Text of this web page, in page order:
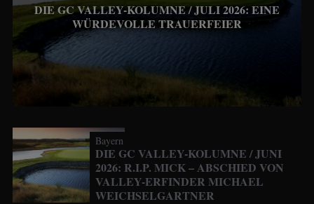
DIE GC VALLEY-KOLUMNE / JULI 2026: EINE
WÜRDEVOLLE TRAUERFEIER
Bayern
DIE GC VALLEY-KOLUMNE / JUNI
2026: R.I.P. MICK – ABSCHIED VON
VALLEY-ERFINDER MICHAEL
WEICHSELGARTNER